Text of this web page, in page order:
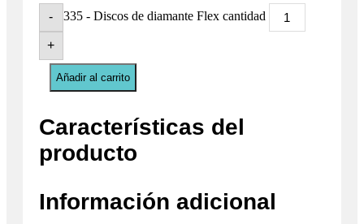
- 335 - Discos de diamante Flex cantidad
+
Añadir al carrito
Características del
producto
Información adicional